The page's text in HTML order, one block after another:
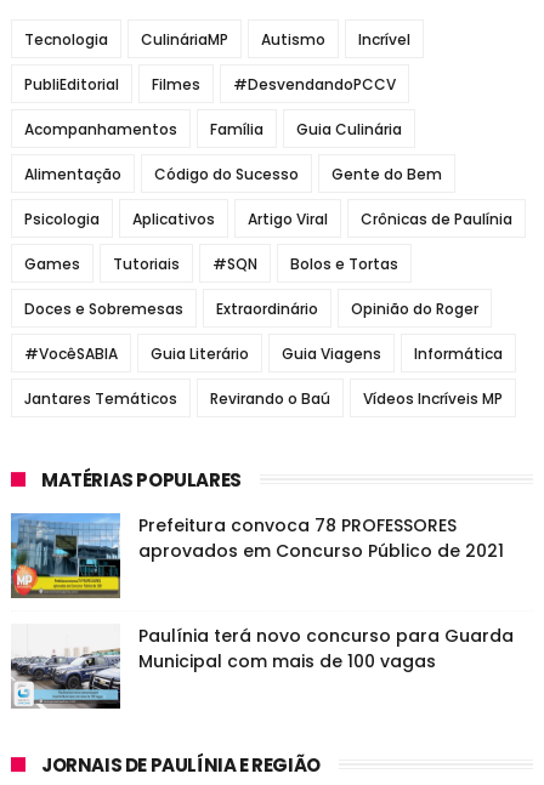
Tecnologia CulináriaMP Autismo Incrível
PubliEditorial Filmes #DesvendandoPCCV
Acompanhamentos Família Guia Culinária
Alimentação Código do Sucesso Gente do Bem
Psicologia Aplicativos Artigo Viral Crônicas de Paulínia
Games Tutoriais #SQN Bolos e Tortas
Doces e Sobremesas Extraordinário Opinião do Roger
#VocêSABIA Guia Literário Guia Viagens Informática
Jantares Temáticos Revirando o Baú Vídeos Incríveis MP
MATÉRIAS POPULARES
Prefeitura convoca 78 PROFESSORES
aprovados em Concurso Público de 2021
Paulínia terá novo concurso para Guarda
Municipal com mais de 100 vagas
JORNAIS DE PAULÍNIA E REGIÃO